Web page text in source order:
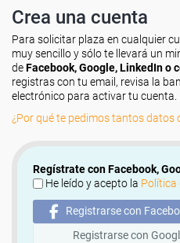
Crea una cuenta
Para solicitar plaza en cualquier
muy sencillo y sólo te llevará un
deFacebook, Google, LinkedIn o
registras con tu email, revisa la
electrónico para activar tu cuenta.
¿Por qué te pedimos tantos datos
Regístrate con Facebook,
He leído y acepto la Política
Registrarse con
Registrarse con